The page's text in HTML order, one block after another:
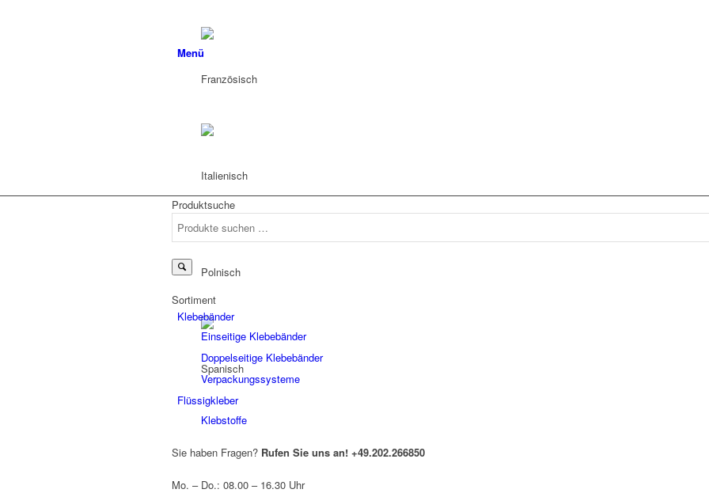
Menü
Produktsuche
Sortiment
Klebebänder
Einseitige Klebebänder
Doppelseitige Klebebänder
Verpackungssysteme
Flüssigkleber
Klebstoffe
Sie haben Fragen? Rufen Sie uns an! +49.202.266850
Mo. – Do.: 08.00 – 16.30 Uhr